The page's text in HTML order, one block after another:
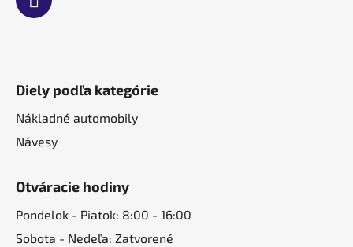
Diely podľa kategórie
Nákladné automobily
Návesy
Otváracie hodiny
Pondelok - Piatok: 8:00 - 16:00
Sobota - Nedeľa: Zatvorené